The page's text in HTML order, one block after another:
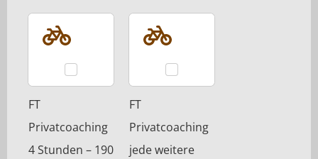
FT
Privatcoaching
4 Stunden – 190
FT
Privatcoaching
jede weitere